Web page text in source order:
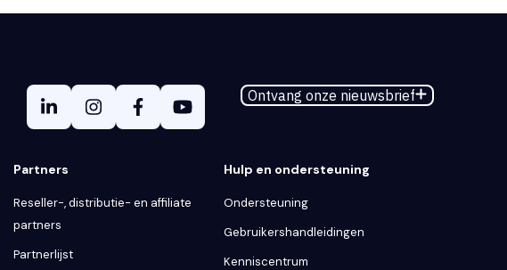
Ontvang onze nieuwsbrief
Partners
Reseller-, distributie- en affiliate
partners
Partnerlijst
Hulp en ondersteuning
Ondersteuning
Gebruikershandleidingen
Kenniscentrum